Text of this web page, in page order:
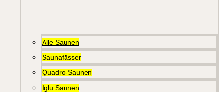
Alle Saunen
Saunafässer
Quadro-Saunen
Iglu Saunen